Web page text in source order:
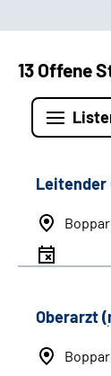
13 Offene
Leitender
Oberarzt (